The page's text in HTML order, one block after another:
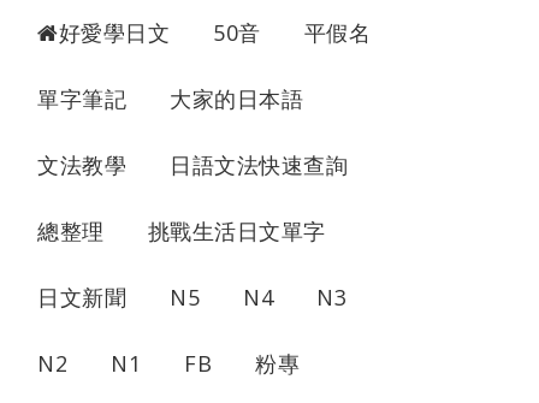
好愛學日文 50音 平假名
單字筆記 大家的日本語
文法教學 日語文法快速查詢
總整理 挑戰生活日文單字
日文新聞 N5 N4 N3
N2 N1 FB 粉專